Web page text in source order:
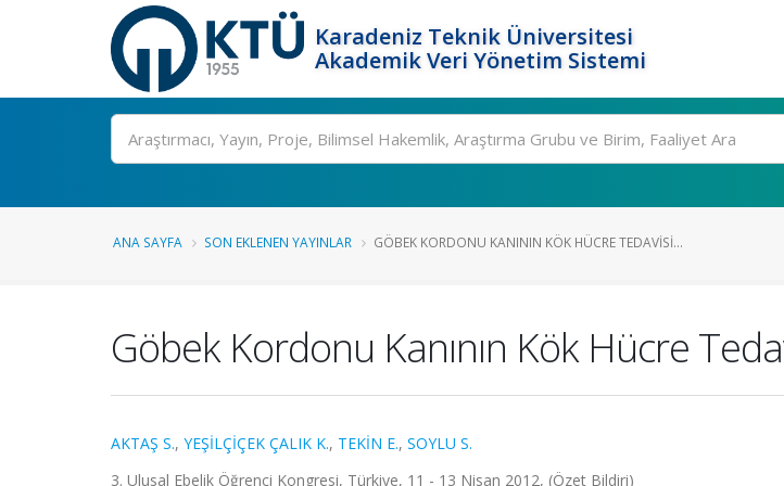
Karadeniz Teknik Üniversitesi
Akademik Veri Yönetim Sistemi
Ara
ANA SAYFA SON EKLENEN YAYINLAR GÖBEK KORDONU KANININ KÖK HÜCRE TEDAVISI...
Göbek Kordonu Kanının Kök Hücre
AKTAŞ S., YEŞİLÇİÇEK ÇALIK K., TEKİN E., SOYLU S.
3. Ulusal Ebelik Öğrenci Kongresi, Türkiye, 11 - 13 Nisan 2012, (Özet Bildiri)